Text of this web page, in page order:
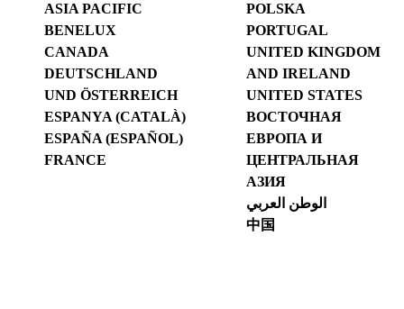
ASIA PACIFIC
BENELUX
CANADA
DEUTSCHLAND
UND ÖSTERREICH
ESPANYA (CATALÀ)
ESPAÑA (ESPAÑOL)
FRANCE
POLSKA
PORTUGAL
UNITED KINGDOM
AND IRELAND
UNITED STATES
ВОСТОЧНАЯ
ЕВРОПА И
ЦЕНТРАЛЬНАЯ
АЗИЯ
الوطن العربي
中国